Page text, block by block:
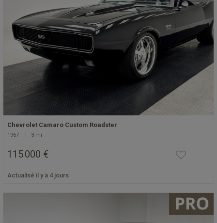
Chevrolet Camaro Custom Roadster
1967 3 mi
115 000 €
Actualisé il y a 4 jours